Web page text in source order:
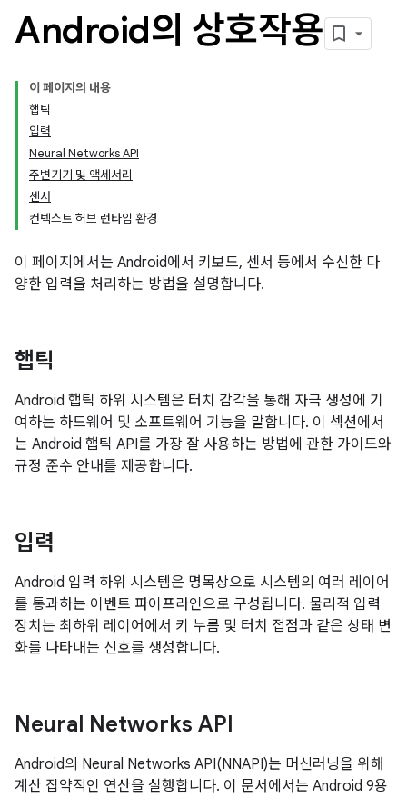
Android의 상호작용
이 페이지의 내용
햅틱
입력
Neural Networks API
주변기기 및 액세서리
센서
컨텍스트 허브 런타임 환경
이 페이지에서는 Android에서 키보드, 센서 등에서 수신한 다
양한 입력을 처리하는 방법을 설명합니다.
햅틱
Android 햅틱 하위 시스템은 터치 감각을 통해 자극 생성에 기
여하는 하드웨어 및 소프트웨어 기능을 말합니다. 이 섹션에서
는 Android 햅틱 API를 가장 잘 사용하는 방법에 관한 가이드와
규정 준수 안내를 제공합니다.
입력
Android 입력 하위 시스템은 명목상으로 시스템의 여러 레이어
를 통과하는 이벤트 파이프라인으로 구성됩니다. 물리적 입력
장치는 최하위 레이어에서 키 누름 및 터치 접점과 같은 상태 변
화를 나타내는 신호를 생성합니다.
Neural Networks API
Android의 Neural Networks API(NNAPI)는 머신러닝을 위해
계산 집약적인 연산을 실행합니다. 이 문서에서는 Android 9용